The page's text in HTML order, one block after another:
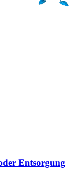
Entsorgung